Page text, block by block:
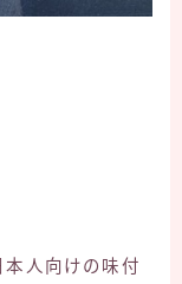
人向けの味付